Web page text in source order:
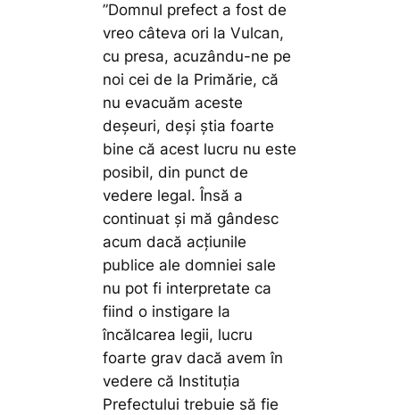
”Domnul prefect a fost de
vreo câteva ori la Vulcan,
cu presa, acuzându-ne pe
noi cei de la Primărie, că
nu evacuăm aceste
deșeuri, deși știa foarte
bine că acest lucru nu este
posibil, din punct de
vedere legal. Însă a
continuat și mă gândesc
acum dacă acțiunile
publice ale domniei sale
nu pot fi interpretate ca
fiind o instigare la
încălcarea legii, lucru
foarte grav dacă avem în
vedere că Instituția
Prefectului trebuie să fie